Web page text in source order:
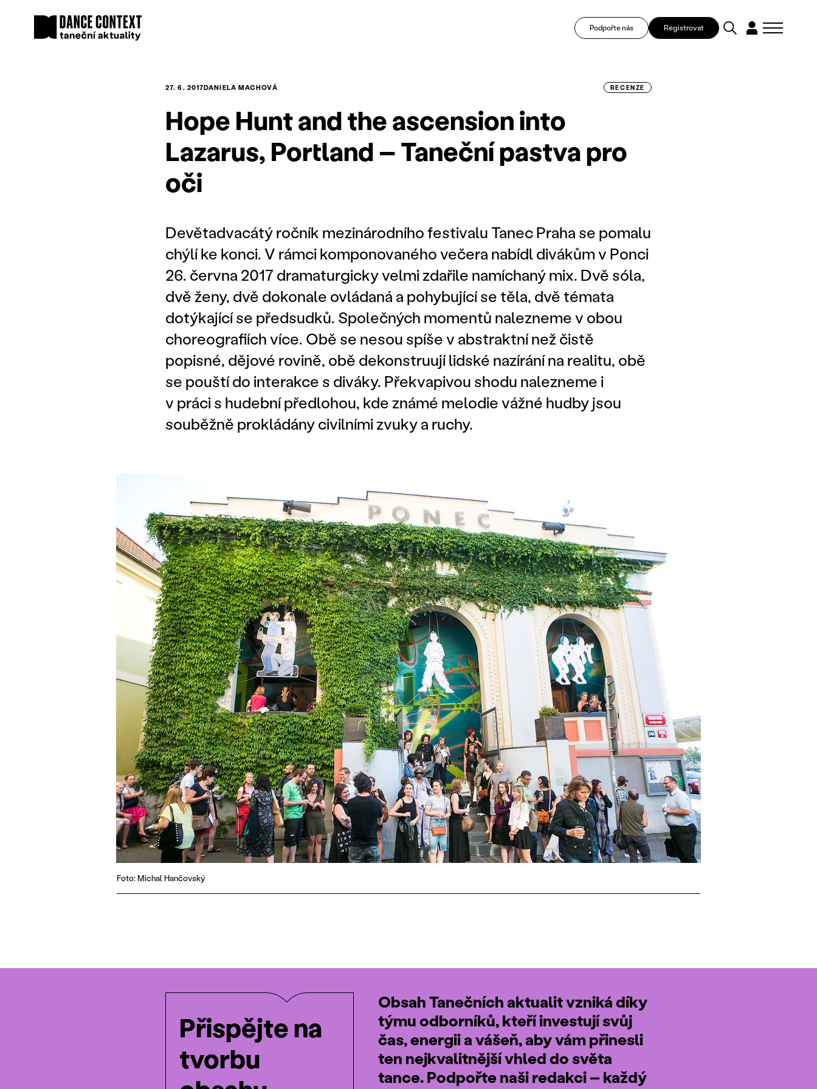
Podpořte nás Registrovat
27. 6. 2017DANIELA MACHOVÁ RECENZE
Hope Hunt and the ascension into
Lazarus, Portland – Taneční pastva pro
oči
Devětadvacátý ročník mezinárodního festivalu Tanec Praha se pomalu
chýlí ke konci. V rámci komponovaného večera nabídl divákům v Ponci
26. června 2017 dramaturgicky velmi zdařile namíchaný mix. Dvě sóla,
dvě ženy, dvě dokonale ovládaná a pohybující se těla, dvě témata
dotýkající se předsudků. Společných momentů nalezneme v obou
choreografiích více. Obě se nesou spíše v abstraktní než čistě
popisné, dějové rovině, obě dekonstruují lidské nazírání na realitu, obě
se pouští do interakce s diváky. Překvapivou shodu nalezneme i
v práci s hudební předlohou, kde známé melodie vážné hudby jsou
souběžně prokládány civilními zvuky a ruchy.
Foto: Michal Hančovský
Přispějte na
tvorbu
Obsah Tanečních aktualit vzniká díky
týmu odborníků, kteří investují svůj
čas, energii a vášeň, aby vám přinesli
ten nejkvalitnější vhled do světa
tance. Podpořte naši redakci – každý